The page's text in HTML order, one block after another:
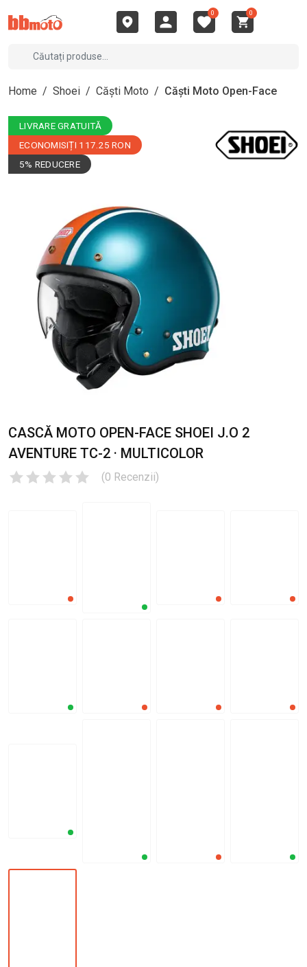
0 0
Home / Shoei / Căști Moto / Căști Moto Open-Face
LIVRARE GRATUITĂ
ECONOMISIȚI 117.25 RON
5% REDUCERE
CASCĂ MOTO OPEN-FACE SHOEI J.O 2
AVENTURE TC-2 · MULTICOLOR
(0 Recenzii)